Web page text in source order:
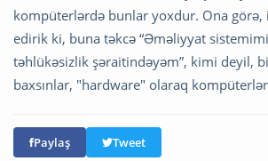
kompüterlərdə bunlar yoxdur. Ona görə,
edirik ki, buna təkcə “Əməliyyat
təhlükəsizlik şəraitindəyəm”, kimi deyil,
baxsınlar, "hardware" olaraq
Paylaş Tweet